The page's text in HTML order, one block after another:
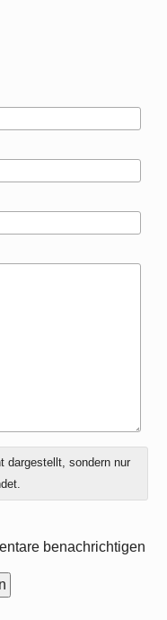
dargestellt, sondern nur
benachrichtigen